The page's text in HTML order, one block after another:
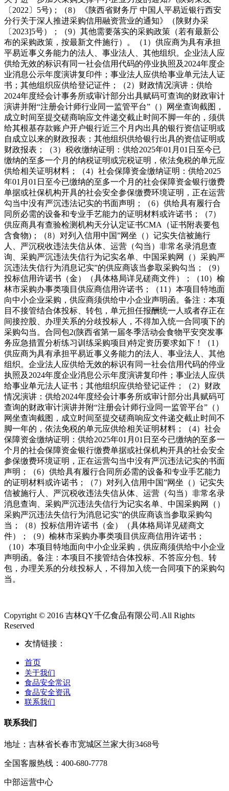
〔2022〕5号)；（8）《陕西省财务厅 中国人平易近银行西安
分行关于深人推进采购信用融资营业的通知》（陕财办采
〔2023]5号）；（9）其他需要落实的采购政策（若有最新公
布的采购政策，按最新文件施行）。（1）供应商为具有承担
平易近事义务能力的法人、事业法人、其他组织。企业法人应
供给无效的标识有同一社会信用代码的停业执照及2024年度企
业消息公示年度演讲复印件；事业法人应供给事业单元法人证
书；其他组织应供给登记证件；（2）财政情况演讲：供给
2024年度经会计事务所或审计部分出具赋码可查询的财政审计
演讲并附“注册会计师行业同一监管平台”（）网坐查询截图，
成立时间至提交磋商响应文件递交截止时间不脚一年的，须供
给其根基存款账户开户银行近三个月内出具的银行资信证明或
自成立以来的财政报表；其他组织供给银行出具的资信证明或
财政报表；（3）税收缴纳证明：供给2025年01月01日至今已
缴纳的至多一个月的纳税证明或完税证明，依法免税的单元应
供给相关证明材料；（4）社会保障资金缴纳证明：供给2025
年01月01日至今已缴纳的至多一个月的社会保障资金银行缴费
单据或社保机构开具的社会安全参保缴费环境证明，正在运营
勾当中没有严沉违法记实的书面声明；（6）供给具有履行合
同所必需的设备和专业手艺能力的证明材料或许诺书；（7）
供应商具有查验检测机构天分认定证书CMA（证书附表要包
含食物)；（8）对列入信用中国”网坐（）记实失信被施行
人、严沉税收违法失信从体、运营（勾当）非常名录消息查
询、采购严沉违法失信行为记实名单、中国采购网（）采购严
沉违法失信行为消息记实”的供应商该当参取采购勾当；（9）
投标信用许诺书（金）（具体格局详见磋商文件）；（10）榆
林市采购办事类项目供应商信用许诺书；（11）本项目特地面
向中小企业采购，供应商须供给中小企业声明函。备注：本项
目不接管结合体投标、转包，单元担任报酬统一人或者存正在
间接控股、办理关系的分歧投标人，不得加入统一合同项下的
采购勾当。合同包2(陕西省第一届冬季活动会食物平安突发事
务应急措置分析练习训练采购项目)特定资历要求如下！（1）
供应商为具有承担平易近事义务能力的法人、事业法人、其他
组织。企业法人应供给无效的标识有同一社会信用代码的停业
执照及2024年度企业消息公示年度演讲复印件；事业法人应供
给事业单元法人证书；其他组织应供给登记证件；（2）财政
情况演讲：供给2024年度经会计事务所或审计部分出具赋码可
查询的财政审计演讲并附“注册会计师行业同一监管平台”（）
网坐查询截图，成立时间至提交磋商响应文件递交截止时间不
脚一年的，依法免税的单元应供给相关证明材料；（4）社会
保障资金缴纳证明：供给2025年01月01日至今已缴纳的至多一
个月的社会保障资金银行缴费单据或社保机构开具的社会安全
参保缴费环境证明，正在运营勾当中没有严沉违法记实的书面
声明；（6）供给具有履行合同所必需的设备和专业手艺能力
的证明材料或许诺书；（7）对列入信用中国”网坐（）记实失
信被施行人、严沉税收违法失信从体、运营（勾当）非常名录
消息查询、采购严沉违法失信行为记实名单、中国采购网（）
采购严沉违法失信行为消息记实”的供应商该当参取采购勾
当；（8）投标信用许诺书（金）（具体格局详见磋商文
件）；（9）榆林市采购办事类项目供应商信用许诺书；
（10）本项目特地面向中小企业采购，供应商须供给中小企业
声明函。备注：本项目不接管结合体投标、不答应分包、转
包，办理关系的分歧投标人，不得加入统一合同项下的采购勾
当。
Copyright © 2016 吉林QY千亿食品有限公司.All Rights
Reserved
友情链接：
首页
关于我们
食品安全常识
食品安全资讯
联系我们
联系我们
地址：吉林省长春市宽城区兰家大街3468号
全国客服热线：400-680-7778
中部运营中心